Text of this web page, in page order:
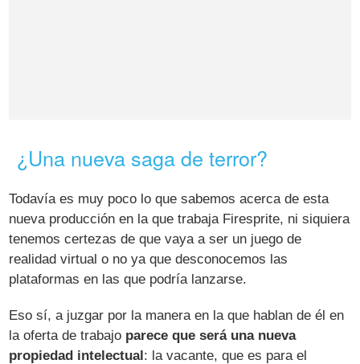
¿Una nueva saga de terror?
Todavía es muy poco lo que sabemos acerca de esta
nueva producción en la que trabaja Firesprite, ni siquiera
tenemos certezas de que vaya a ser un juego de
realidad virtual o no ya que desconocemos las
plataformas en las que podría lanzarse.
Eso sí, a juzgar por la manera en la que hablan de él en
la oferta de trabajo parece que será una nueva
propiedad intelectual: la vacante, que es para el